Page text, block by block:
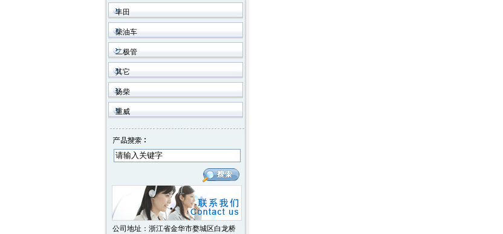
丰田
柴油车
二极管
其它
扬柴
重威
公司地址：浙江省金华市婺城区白龙桥